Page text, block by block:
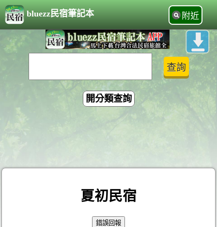
bluezz民宿筆記本 附近
開分類查詢
夏初民宿